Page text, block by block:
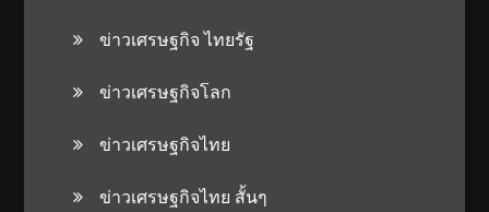
ข่าวเศรษฐกิจ ไทยรัฐ
ข่าวเศรษฐกิจโลก
ข่าวเศรษฐกิจไทย
ข่าวเศรษฐกิจไทย สั้นๆ